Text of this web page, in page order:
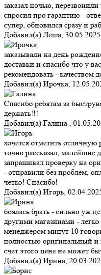
заказал ночью,
спросил про гарантию -
супер, обновился сразу и
Добавил(а) Лёша, 30.05.2025
заказывали на день
доставки и спасибо что у
рекомендовать - качеством
Добавил(а) Ирочка,
Спасибо ребятам за
держать!!!
Добавил(а) Галина ,
хочется отметить отличную
точно рассказал, малейшие
запрашивал проверку на
- отправили без проблем,
четко! Спасибо!
Добавил(а) Игорь,
боялась брать - сильно уж
другими магазинами -
менеджером минут 10
полностью оригинальный и
счет этого цене не может
Добавил(а) Ирина,